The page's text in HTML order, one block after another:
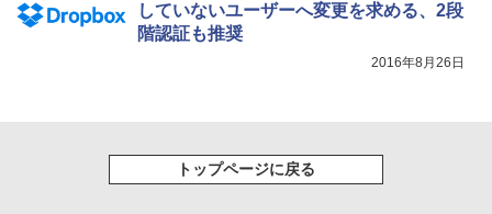
していないユーザーへ変更を求める、2段
階認証も推奨
2016年8月26日
トップページに戻る